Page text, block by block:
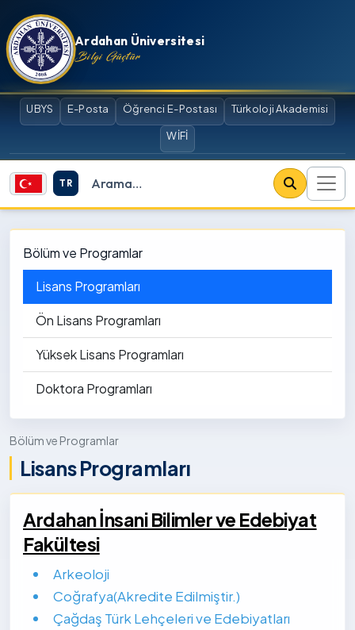
İçeriğe atla
Ardahan Üniversitesi
Bilgi Güçtür
UBYS E-Posta Öğrenci E-Postası Türkoloji Akademisi
WİFİ
TR
Site içi arama
Bölüm ve Programlar
Lisans Programları
Ön Lisans Programları
Yüksek Lisans Programları
Doktora Programları
Bölüm ve Programlar
Lisans Programları
Ardahan İnsani Bilimler ve Edebiyat
Fakültesi
Arkeoloji
Coğrafya(Akredite Edilmiştir.)
Çağdaş Türk Lehçeleri ve Edebiyatları